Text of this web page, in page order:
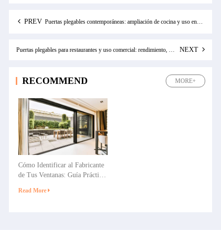
PREV Puertas plegables contemporáneas: ampliación de cocina y uso en patio
Puertas plegables para restaurantes y uso comercial: rendimiento, aplicaciones y selección NEXT
RECOMMEND MORE+
Cómo Identificar al Fabricante
de Tus Ventanas: Guía Práctica
Constructores
Read More